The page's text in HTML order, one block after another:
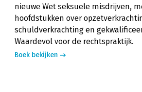
nieuwe Wet seksuele misdrijven,
hoofdstukken over
schuldverkrachting en
Waardevol voor de rechtspraktijk.
Boek bekijken